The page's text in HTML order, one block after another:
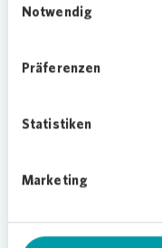
Notwendig
Präferenzen
Statistiken
Marketing
beitragen,
Steiner.
Gärtnern
Kennenlernen
Günther Geisler,
zwischen den